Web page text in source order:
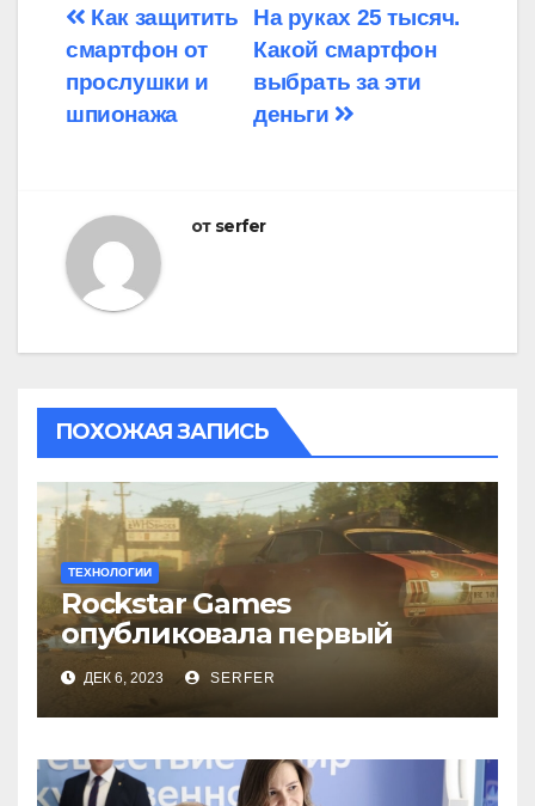
Навигация
по
записям
На руках 25 тысяч.
Какой смартфон
выбрать за эти
деньги
Как защитить
смартфон от
прослушки и
шпионажа
от serfer
ПОХОЖАЯ ЗАПИСЬ
ТЕХНОЛОГИИ
Rockstar Games
опубликовала первый
трейлер видеоигры GTA 6
ДЕК 6, 2023 SERFER